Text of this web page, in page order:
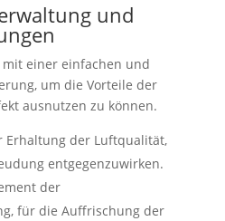
und
mit einer einfachen und
um die Vorteile der
ausnutzen zu können.
Erhaltung der Luftqualität,
entgegenzuwirken.
der
für die Auffrischung der